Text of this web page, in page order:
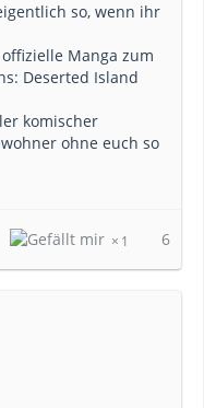
so, wenn ihr
Manga zum
Deserted Island
komischer
ohne euch so
1 6